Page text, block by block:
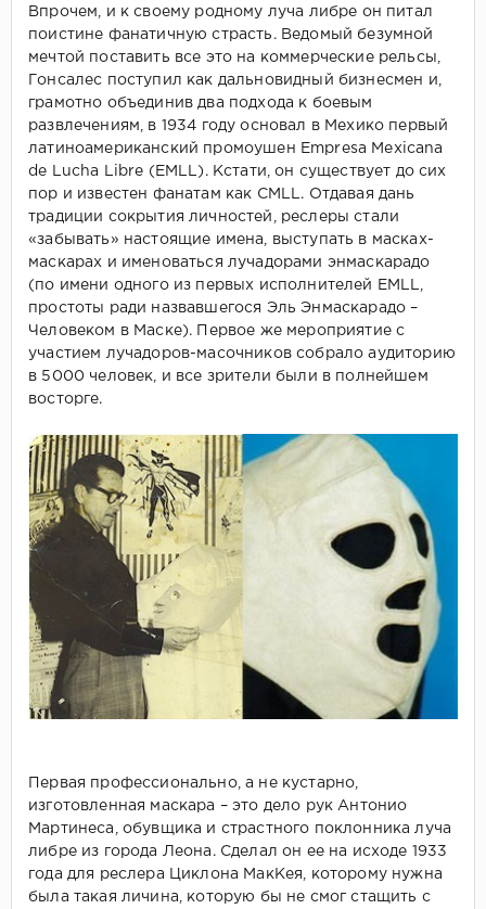
Впрочем, и к своему родному луча либре он питал
поистине фанатичную страсть. Ведомый безумной
мечтой поставить все это на коммерческие рельсы,
Гонсалес поступил как дальновидный бизнесмен и,
грамотно объединив два подхода к боевым
развлечениям, в 1934 году основал в Мехико первый
латиноамериканский промоушен Empresa Mexicana
de Lucha Libre (EMLL). Кстати, он существует до сих
пор и известен фанатам как CMLL. Отдавая дань
традиции сокрытия личностей, реслеры стали
«забывать» настоящие имена, выступать в масках-
маскарах и именоваться лучадорами энмаскарадо
(по имени одного из первых исполнителей EMLL,
простоты ради назвавшегося Эль Энмаскарадо –
Человеком в Маске). Первое же мероприятие с
участием лучадоров-масочников собрало аудиторию
в 5000 человек, и все зрители были в полнейшем
восторге.
Первая профессионально, а не кустарно,
изготовленная маскара – это дело рук Антонио
Мартинеса, обувщика и страстного поклонника луча
либре из города Леона. Сделал он ее на исходе 1933
года для реслера Циклона МакКея, которому нужна
была такая личина, которую бы не смог стащить с